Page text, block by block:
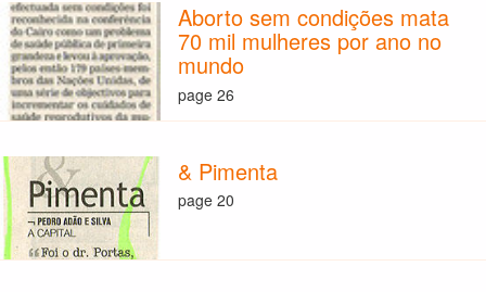
Aborto sem condições mata
70 mil mulheres por ano no
mundo
page 26
& Pimenta
page 20